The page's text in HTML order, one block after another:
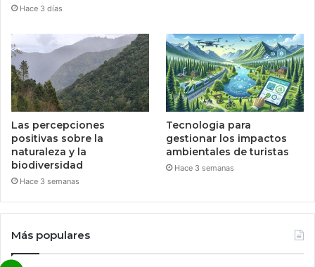
Hace 3 días
Las percepciones
positivas sobre la
naturaleza y la
biodiversidad
Hace 3 semanas
Tecnologia para
gestionar los impactos
ambientales de turistas
Hace 3 semanas
Más populares